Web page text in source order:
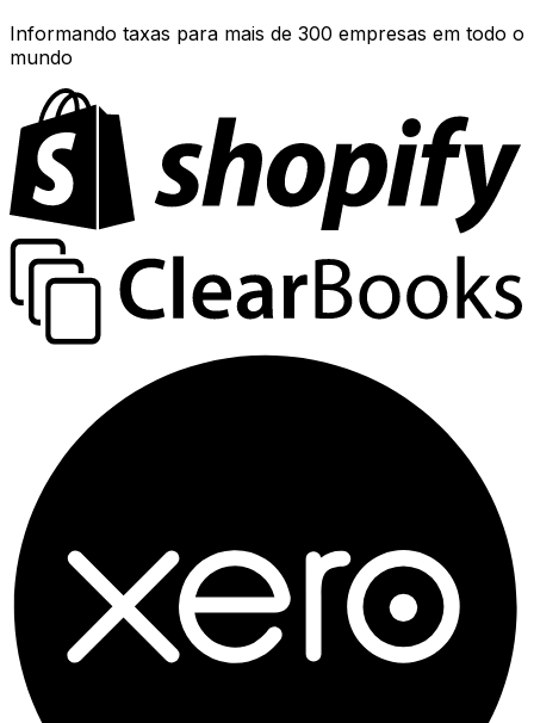
Informando taxas para mais de 300 empresas em todo o
mundo